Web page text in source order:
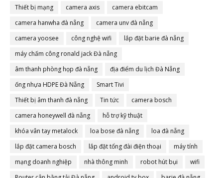
Thiết bị mạng
camera axis
camera ebitcam
camera hanwha đà nẵng
camera unv đà nẵng
camera yoosee
công nghệ wifi
lắp đặt barie đà nẵng
máy chấm công ronald jack Đà nẵng
âm thanh phòng họp đà nẵng
địa điểm du lịch Đà Nẵng
ống nhựa HDPE Đà Nẵng
Smart Tivi
Thiết bị âm thanh đà nẵng
Tin tức
camera bosch
camera honeywell đà nẵng
hỗ trợ kỹ thuật
khóa vân tay metalock
loa bose đà nẵng
loa đà nẵng
lắp đặt camera bosch
lắp đặt tổng đài điện thoại
máy tính
mạng doanh nghiệp
nhà thông minh robot hút bụi
wifi